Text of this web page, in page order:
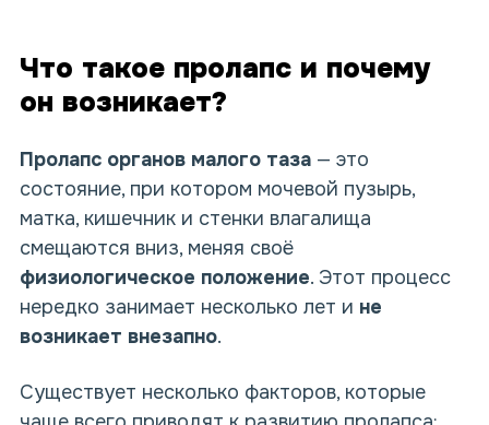
Что такое пролапс и почему
он возникает?
Пролапс органов малого таза — это
состояние, при котором мочевой пузырь,
матка, кишечник и стенки влагалища
смещаются вниз, меняя своё
физиологическое положение. Этот процесс
нередко занимает несколько лет и не
возникает внезапно.
Существует несколько факторов, которые